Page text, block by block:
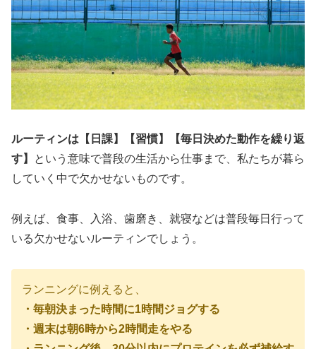
ルーティンは【日課】【習慣】【毎日決めた動作を繰り返
す】
という意味で普段の生活から仕事まで、私たちが暮ら
していく中で欠かせないものです。
例えば、食事、入浴、歯磨き、就寝などは普段毎日行って
いる欠かせないルーティンでしょう。
ランニングに例えると、
・毎朝決まった時間に1時間ジョグする
・週末は朝6時から2時間走をやる